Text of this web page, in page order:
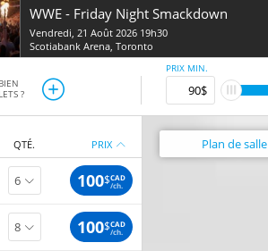
WWE - Friday Night Smackdown
Vendredi, 21 Août 2026 19h30
Scotiabank Arena, Toronto
?
PRIX MIN.
QTÉ. PRIX
100$CAD
/ch.
100$CAD
/ch.
Plan de salle